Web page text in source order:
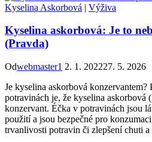
Kyselina Askorbová | Výživa
Kyselina askorbová: Je to
(Pravda)
Odwebmaster1 2. 1. 202227. 5. 2026
Je kyselina askorbová konzervantem?
potravinách je, že kyselina
konzervant. Éčka v potravinách jsou
použití a jsou bezpečné pro
trvanlivosti potravin či zlepšení chuti a